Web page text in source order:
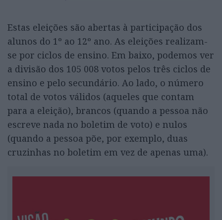
Estas eleições são abertas à participação dos
alunos do 1º ao 12º ano. As eleições realizam-
se por ciclos de ensino. Em baixo, podemos ver
a divisão dos 105 008 votos pelos três ciclos de
ensino e pelo secundário. Ao lado, o número
total de votos válidos (aqueles que contam
para a eleição), brancos (quando a pessoa não
escreve nada no boletim de voto) e nulos
(quando a pessoa põe, por exemplo, duas
cruzinhas no boletim em vez de apenas uma).